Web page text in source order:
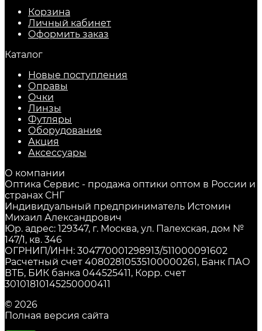
Корзина
Личный кабинет
Оформить заказ
Каталог
Новые поступления
Оправы
Очки
Линзы
Футляры
Оборудование
Акция
Аксессуары
О компании
Оптика Сервис - продажа оптики оптом в России и
странах СНГ
Индивидуальный предприниматель Истомин
Михаил Александрович
Юр. адрес: 129347, г. Москва, ул. Палехская, дом №
147/1, кв. 346
ОГРНИП/ИНН: 304770001298913/511000091602
Расчетный счет 40802810535100000261, Банк ПАО
ВТБ, БИК банка 044525411, Корр. счет
30101810145250000411
© 2026
Полная версия сайта